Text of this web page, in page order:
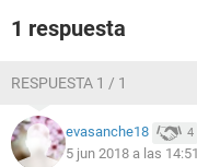
1 respuesta
RESPUESTA 1 / 1
evasanche18 4
5 jun 2018 a las 14:51